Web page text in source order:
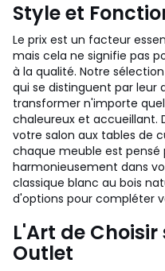
Style et
Le prix est un facteur
mais cela ne signifie pas
à la qualité. Notre
qui se distinguent par leur
transformer n'importe
chaleureux et accueillant.
votre salon aux tables de
chaque meuble est pensé
harmonieusement dans
classique blanc au bois
d'options pour compléter
L'Art de Choisir
Outlet